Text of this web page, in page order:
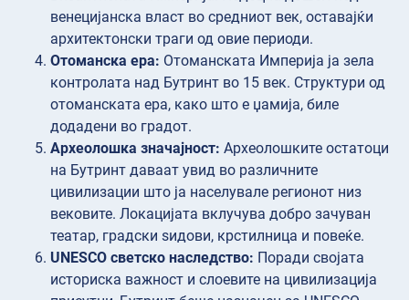
венецијанска власт во средниот век, оставајќи
архитектонски траги од овие периоди.
Отоманска ера: Отоманската Империја ја зела
контролата над Бутринт во 15 век. Структури од
отоманската ера, како што е џамија, биле
додадени во градот.
Археолошка значајност: Археолошките остатоци
на Бутринт даваат увид во различните
цивилизации што ја населувале регионот низ
вековите. Локацијата вклучува добро зачуван
театар, градски ѕидови, крстилница и повеќе.
UNESCO светско наследство: Поради својата
историска важност и слоевите на цивилизација